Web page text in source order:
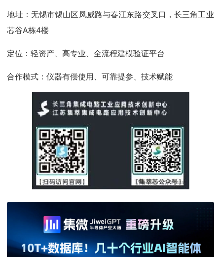
地址：无锡市锡山区凤威路与春江东路交叉口，长三角工业
芯谷A栋4楼
定位：轻资产、高专业、全流程建模验证平台
合作模式：仪器有偿使用、可靠提参、技术赋能